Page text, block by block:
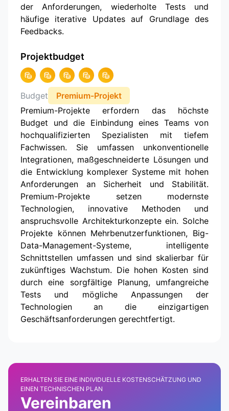
der Anforderungen, wiederholte Tests und
häufige iterative Updates auf Grundlage des
Feedbacks.
Projektbudget
Budget
Premium-Projekt
Premium-Projekte erfordern das höchste
Budget und die Einbindung eines Teams von
hochqualifizierten Spezialisten mit tiefem
Fachwissen. Sie umfassen unkonventionelle
Integrationen, maßgeschneiderte Lösungen und
die Entwicklung komplexer Systeme mit hohen
Anforderungen an Sicherheit und Stabilität.
Premium-Projekte setzen modernste
Technologien, innovative Methoden und
anspruchsvolle Architekturkonzepte ein. Solche
Projekte können Mehrbenutzerfunktionen, Big-
Data-Management-Systeme, intelligente
Schnittstellen umfassen und sind skalierbar für
zukünftiges Wachstum. Die hohen Kosten sind
durch eine sorgfältige Planung, umfangreiche
Tests und mögliche Anpassungen der
Technologien an die einzigartigen
Geschäftsanforderungen gerechtfertigt.
ERHALTEN SIE EINE INDIVIDUELLE KOSTENSCHÄTZUNG UND
EINEN TECHNISCHEN PLAN
Vereinbaren